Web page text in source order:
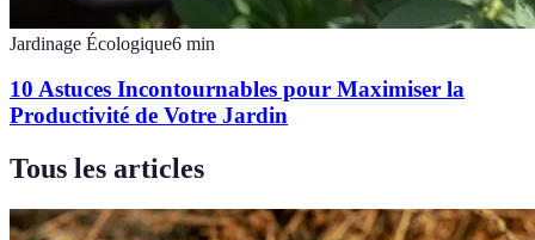
Jardinage Écologique6 min
10 Astuces Incontournables pour Maximiser la
Productivité de Votre Jardin
Tous les articles